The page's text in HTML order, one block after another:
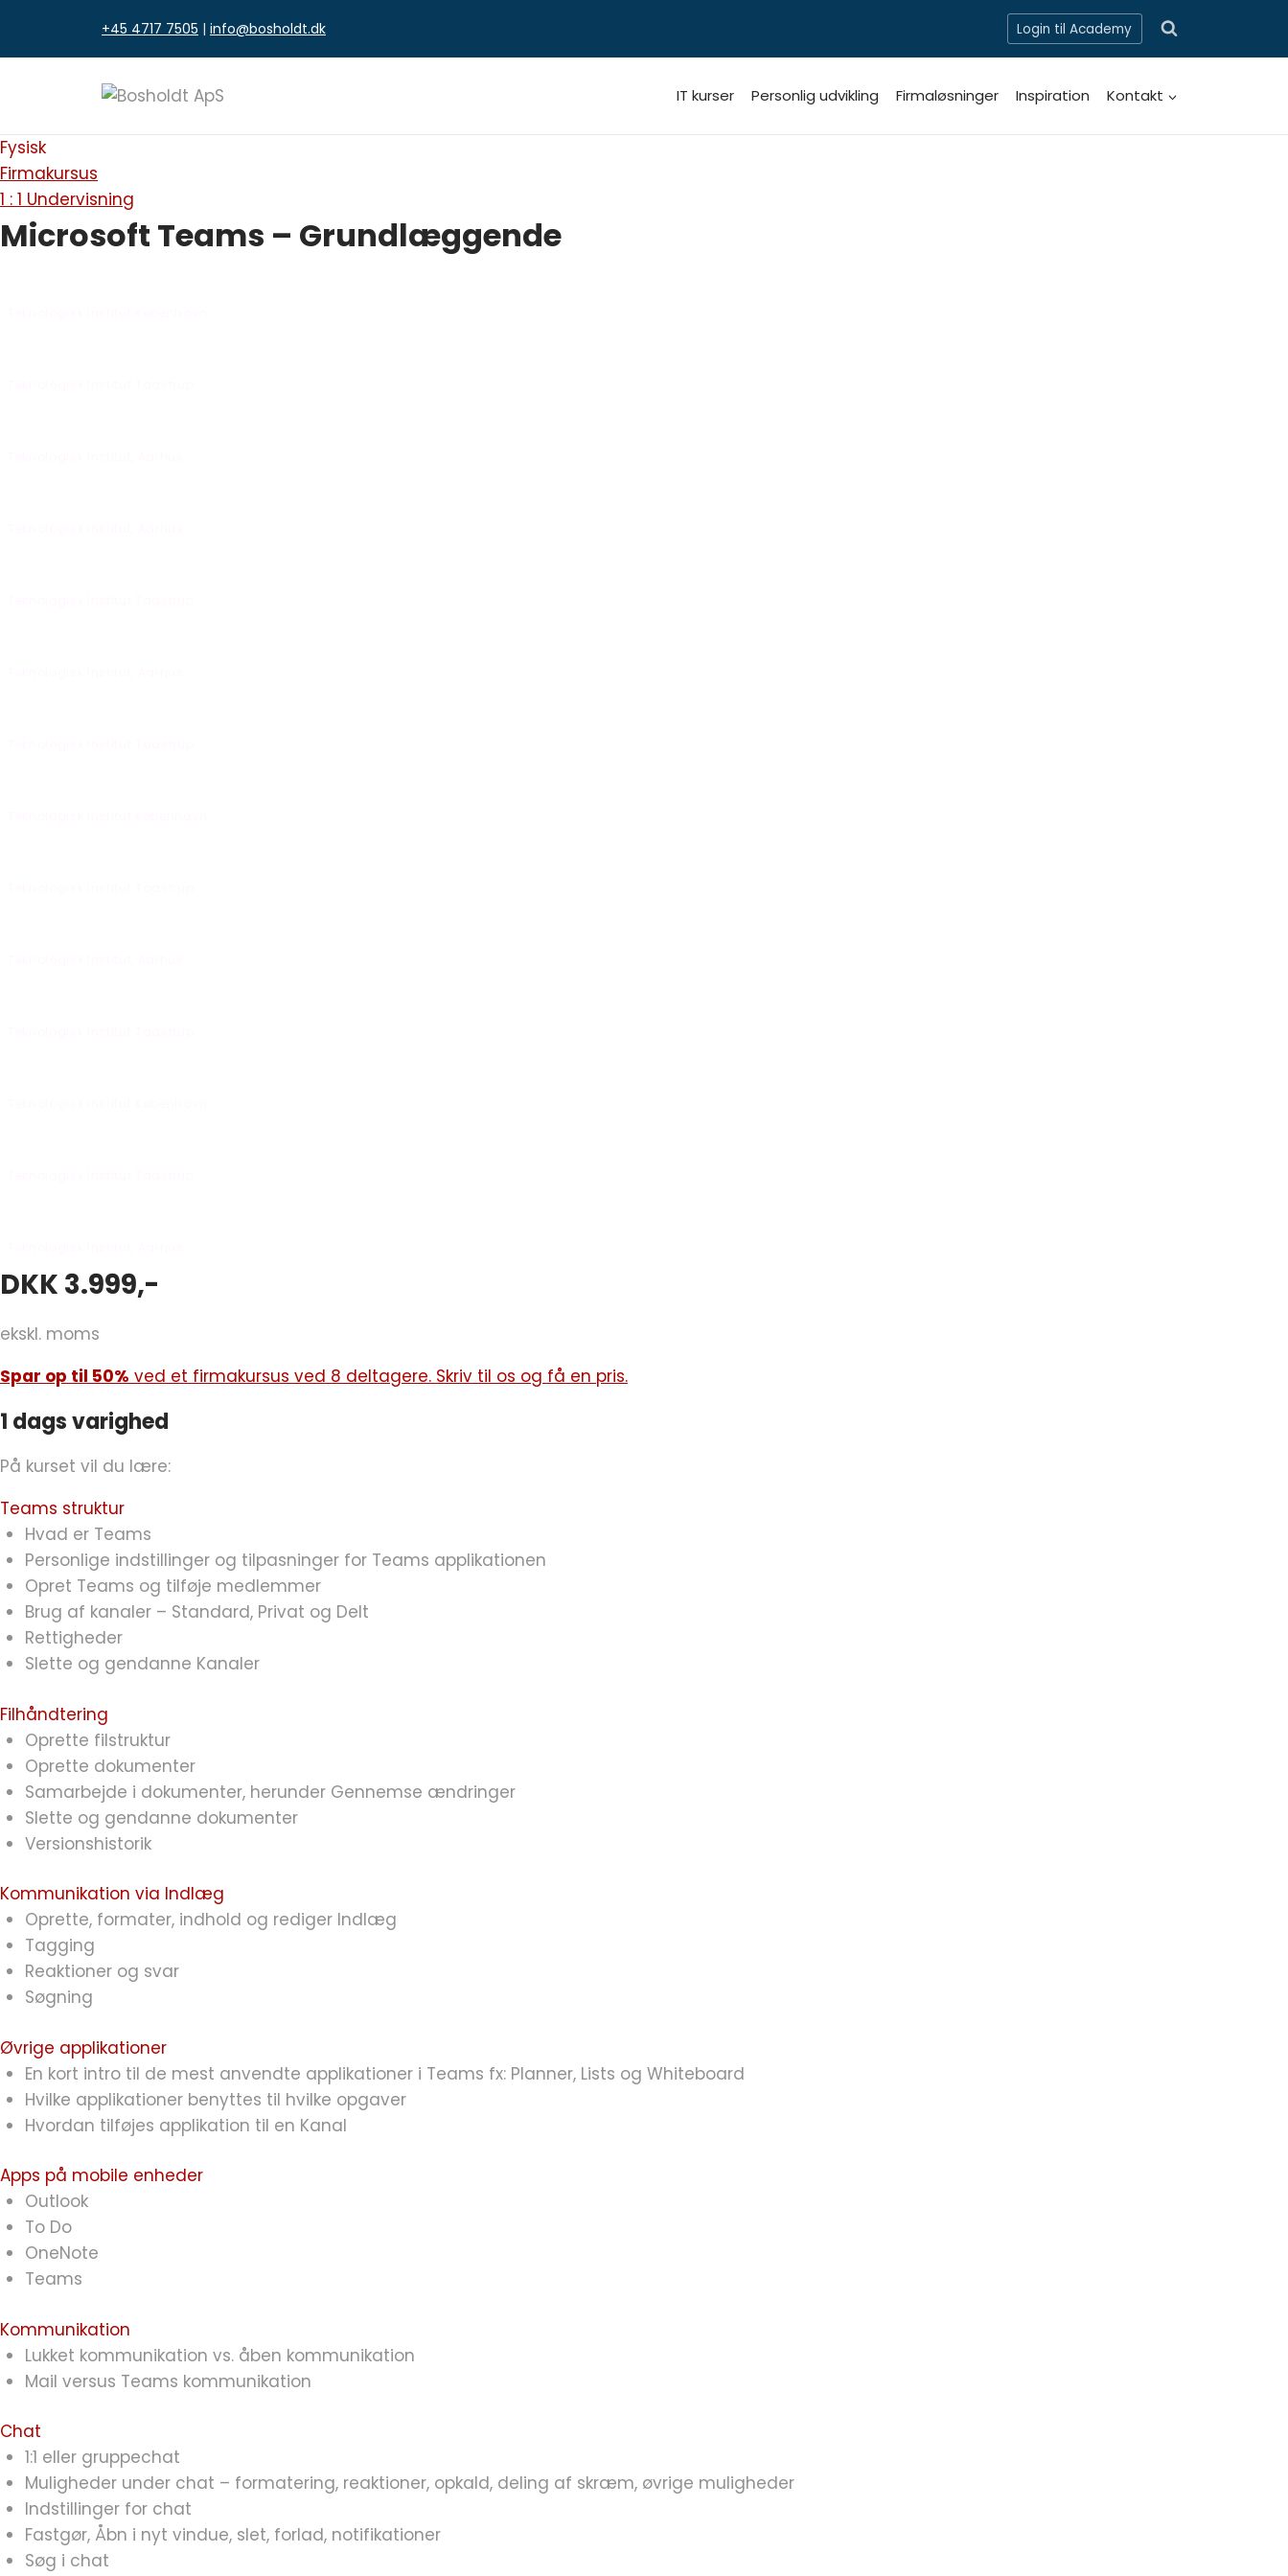
indhold
+45 4717 7505 | info@bosholdt.dk Login til Academy
IT kurser Personlig udvikling Firmaløsninger Inspiration Kontakt
Fysisk
Firmakursus
1 : 1 Undervisning
Microsoft Teams – Grundlæggende
DKK 3.999,-
ekskl. moms
Spar op til 50% ved et firmakursus ved 8 deltagere. Skriv til os og få en pris.
1 dags varighed
På kurset vil du lære:
Teams struktur
Hvad er Teams
Personlige indstillinger og tilpasninger for Teams applikationen
Opret Teams og tilføje medlemmer
Brug af kanaler – Standard, Privat og Delt
Rettigheder
Slette og gendanne Kanaler
Filhåndtering
Oprette filstruktur
Oprette dokumenter
Samarbejde i dokumenter, herunder Gennemse ændringer
Slette og gendanne dokumenter
Versionshistorik
Kommunikation via Indlæg
Oprette, formater, indhold og rediger Indlæg
Tagging
Reaktioner og svar
Søgning
Øvrige applikationer
En kort intro til de mest anvendte applikationer i Teams fx: Planner, Lists og Whiteboard
Hvilke applikationer benyttes til hvilke opgaver
Hvordan tilføjes applikation til en Kanal
Apps på mobile enheder
Outlook
To Do
OneNote
Teams
Kommunikation
Lukket kommunikation vs. åben kommunikation
Mail versus Teams kommunikation
Chat
1:1 eller gruppechat
Muligheder under chat – formatering, reaktioner, opkald, deling af skræm, øvrige muligheder
Indstillinger for chat
Fastgør, Åbn i nyt vindue, slet, forlad, notifikationer
Søg i chat